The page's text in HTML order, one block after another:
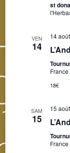
st
VEN
14
14
France
18€
SAM
15
15
France